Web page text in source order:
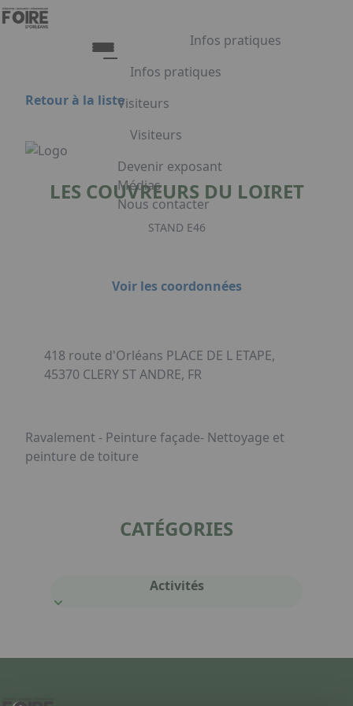
Aller au contenu principal
Infos pratiques
Infos pratiques
Tarifs et Horaires
Restauration
FAQ
Visiteurs
Visiteurs
Liste exposants
Plan du salon
Programme
Embarquement pour Venise
Devenir exposant
Médias
Nous contacter
Appuyez sur Entrée pour ouvrir le
Retour à la liste
LES COUVREURS DU LOIRET
STAND E46
Voir les coordonnées
418 route d'Orléans PLACE DE L ETAPE,
45370 CLERY ST ANDRE, FR
Ravalement - Peinture façade- Nettoyage et
peinture de toiture
CATÉGORIES
Activités
Panneau de gestion des cookies